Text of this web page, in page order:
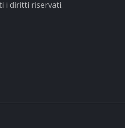
i diritti riservati.